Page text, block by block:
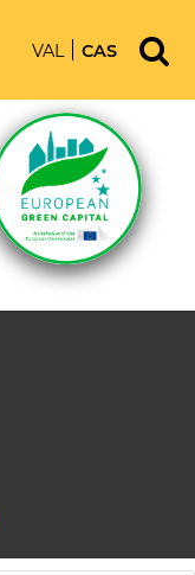
VAL CAS